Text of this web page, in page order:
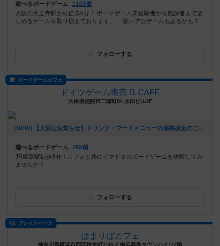
遊べるボードゲーム
1103個
大阪の天王寺駅から徒歩5分！ ボードゲーム未経験者から熟練者まで楽
しめるゲームを取り揃えております。 一部レアなゲームもあるかも？...
フォローする
ボードゲームカフェ
ドイツゲーム喫茶 B-CAFE
兵庫県姫路市二階町84 水田ビル2F
[NEW] 【大切なお知らせ】ドリンク・フードメニューの価格改定のご案内（2025年08月05日 16時49分）
遊べるボードゲーム 765個
JR姫路駅徒歩8分！カフェと共にイマドキのボードゲームを体験してみ
ませんか？
フォローする
プレイスペース
はまりばカフェ
神奈川県横浜市西区桜木町7-45-2 横浜高島タウンハイツ2階